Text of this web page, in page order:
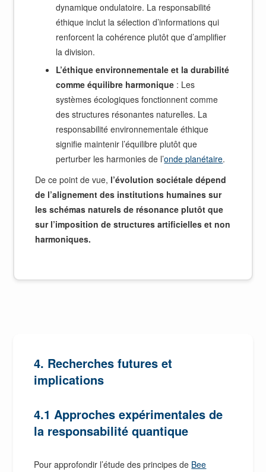
dynamique ondulatoire. La responsabilité
éthique inclut la sélection d’informations qui
renforcent la cohérence plutôt que d’amplifier
la division.
L’éthique environnementale et la durabilité
comme équilibre harmonique : Les
systèmes écologiques fonctionnent comme
des structures résonantes naturelles. La
responsabilité environnementale éthique
signifie maintenir l’équilibre plutôt que
perturber les harmonies de l’onde planétaire.
De ce point de vue, l’évolution sociétale dépend
de l’alignement des institutions humaines sur
les schémas naturels de résonance plutôt que
sur l’imposition de structures artificielles et non
harmoniques.
4. Recherches futures et
implications
4.1 Approches expérimentales de
la responsabilité quantique
Pour approfondir l’étude des principes de Bee